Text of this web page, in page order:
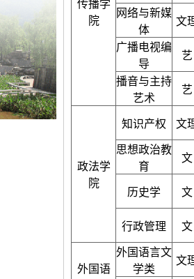
传播学
院
网络与新媒
体
文
广播电视编
导
艺
播音与主持
艺术
艺
政法学
院
知识产权 文
思想政治教
育
文
历史学 文
行政管理 文
外国语
外国语言文
学类
文